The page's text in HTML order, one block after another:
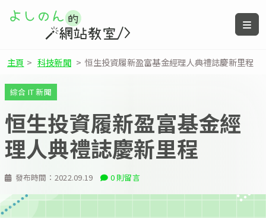
主頁 > 科技新聞 > 恒生投資履新盈富基金經理人典禮誌慶新里程
發布時間： 2022.09.19 0 則留言
綜合 IT 新聞
恒生投資履新盈富基金經
理人典禮誌慶新里程